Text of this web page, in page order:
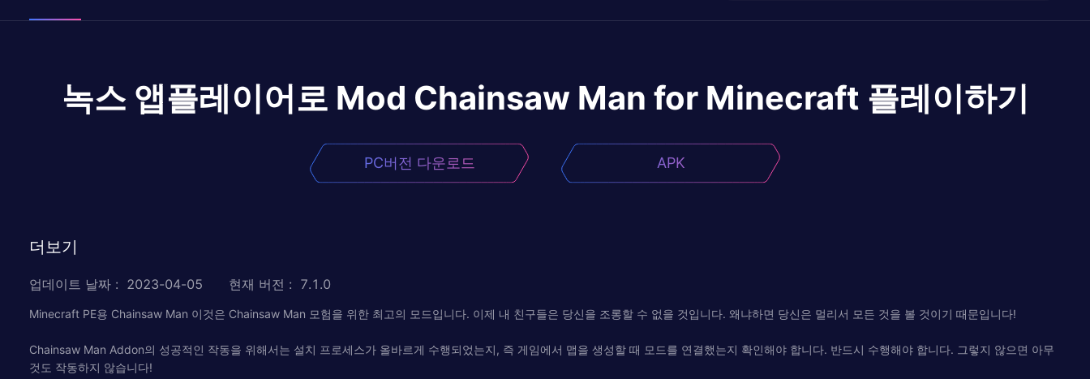
녹스 앱플레이어로 Mod Chainsaw Man for Minecraft 플레이하기
PC버전 다운로드 APK
더보기
업데이트 날짜 : 2023-04-05 현재 버전 : 7.1.0
Minecraft PE용 Chainsaw Man 이것은 Chainsaw Man 모험을 위한 최고의 모드입니다. 이제 내 친구들은 당신을 조롱할 수 없을 것입니다. 왜냐하면 당신은 멀리서 모든 것을 볼 것이기 때문입니다!
Chainsaw Man Addon의 성공적인 작동을 위해서는 설치 프로세스가 올바르게 수행되었는지, 즉 게임에서 맵을 생성할 때 모드를 연결했는지 확인해야 합니다. 반드시 수행해야 합니다. 그렇지 않으면 아무
것도 작동하지 않습니다!